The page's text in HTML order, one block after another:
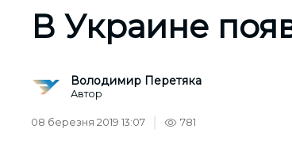
В Украине
Володимир Перетяка
Автор
08 березня 2019 13:07 781